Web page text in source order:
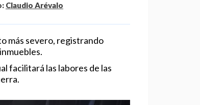
Claudio Arévalo
más severo, registrando
facilitará las labores de las